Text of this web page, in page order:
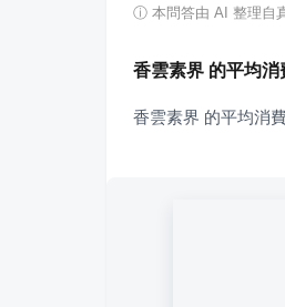
ⓘ 本問答由 AI 整理自
香雲素界 的平均消
香雲素界 的平均消